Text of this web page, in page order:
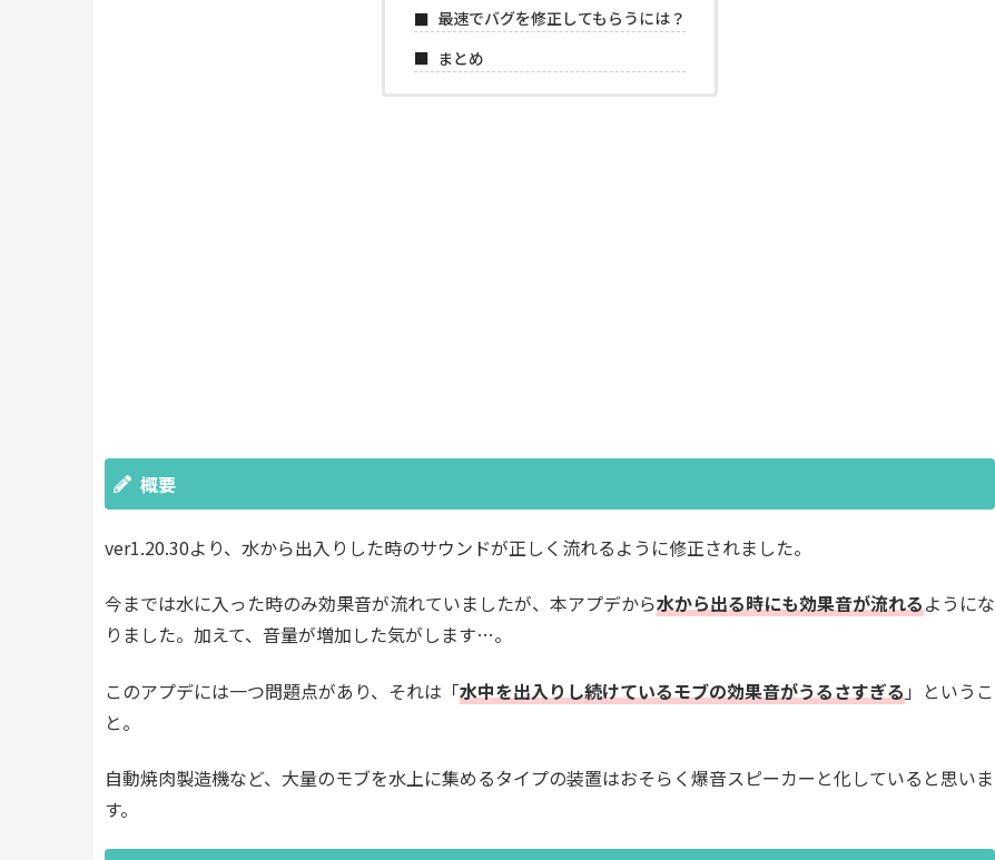
最速でバグを修正してもらうには？
まとめ
概要
ver1.20.30より、水から出入りした時のサウンドが正しく流れるように修正されました。
今までは水に入った時のみ効果音が流れていましたが、本アプデから水から出る時にも効果音が流れるようにな
りました。加えて、音量が増加した気がします…。
このアプデには一つ問題点があり、それは「水中を出入りし続けているモブの効果音がうるさすぎる 」というこ
と。
自動焼肉製造機など、大量のモブを水上に集めるタイプの装置はおそらく爆音スピーカーと化していると思いま
す。